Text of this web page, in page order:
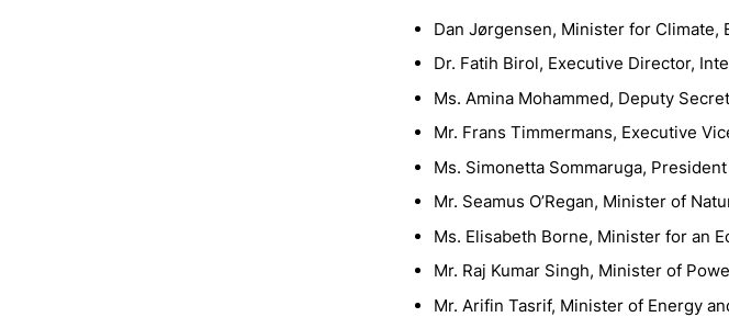
Dan Jørgensen, Minister for Climate,
Dr. Fatih Birol, Executive Director,
Ms. Amina Mohammed, Deputy
Mr. Frans Timmermans, Executive
Ms. Simonetta Sommaruga,
Mr. Seamus O’Regan, Minister of
Ms. Elisabeth Borne, Minister for an
Mr. Raj Kumar Singh, Minister of
Mr. Arifin Tasrif, Minister of Energy